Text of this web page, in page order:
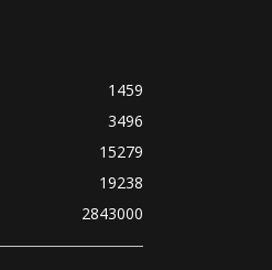
1459
3496
15279
19238
2843000